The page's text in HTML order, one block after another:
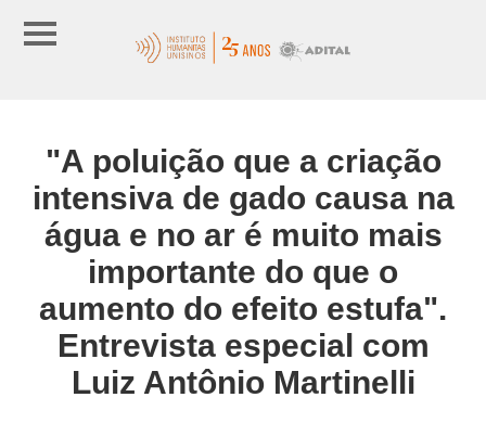
"A poluição que a criação
intensiva de gado causa na
água e no ar é muito mais
importante do que o
aumento do efeito estufa".
Entrevista especial com
Luiz Antônio Martinelli